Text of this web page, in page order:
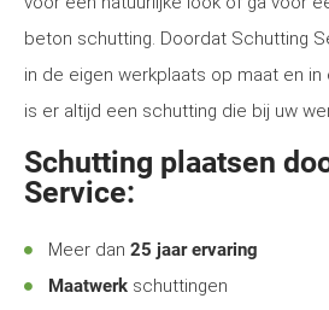
beton schutting. Doordat Schutting
in de eigen werkplaats op maat en in
is er altijd een schutting die bij uw
Schutting plaatsen
Service:
Meer dan 25 jaar ervaring
Maatwerk schuttingen